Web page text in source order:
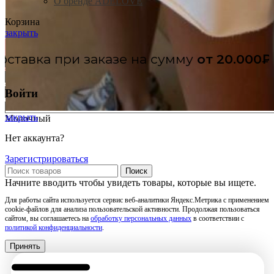
Голубой
Графит
Лимонный
Молочный
Корзина
закрыть
Войти
закрыть
Нет аккаунта?
Зарегистрироваться
Поиск
Начните вводить чтобы увидеть товары, которые вы ищете.
Для работы сайта используется сервис веб-аналитики Яндекс.Метрика с применением
cookie-файлов для анализа пользовательской активности. Продолжая пользоваться
сайтом, вы соглашаетесь на обработку персональных данных в соответствии с
политикой конфиденциальности
Принять